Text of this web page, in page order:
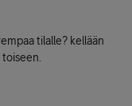
tilalle? kellään